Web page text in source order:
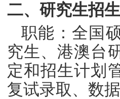
二、研究生招
职能：全国
究生、港澳台
定和招生计划
复试录取、数